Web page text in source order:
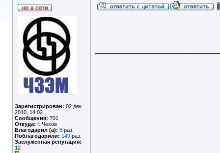
Зарегистрирован: 02 дек
2010, 14:02
Сообщения: 701
Откуда: г. Чехов
Благодарил (а): 8 раз.
Поблагодарили: 149 раз.
Заслуженная репутация:
12